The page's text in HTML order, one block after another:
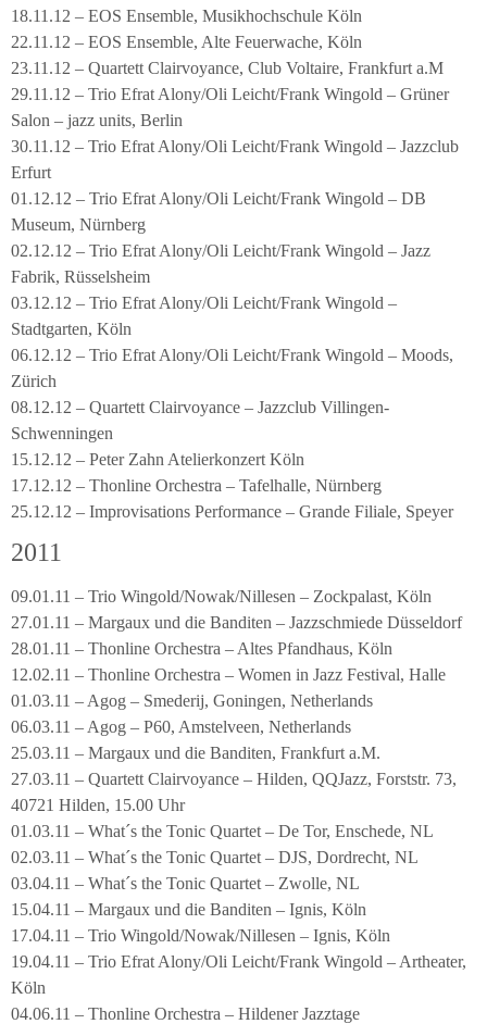
18.11.12 – EOS Ensemble, Musikhochschule Köln
22.11.12 – EOS Ensemble, Alte Feuerwache, Köln
23.11.12 – Quartett Clairvoyance, Club Voltaire, Frankfurt a.M
29.11.12 – Trio Efrat Alony/Oli Leicht/Frank Wingold – Grüner
Salon – jazz units, Berlin
30.11.12 – Trio Efrat Alony/Oli Leicht/Frank Wingold – Jazzclub
Erfurt
01.12.12 – Trio Efrat Alony/Oli Leicht/Frank Wingold – DB
Museum, Nürnberg
02.12.12 – Trio Efrat Alony/Oli Leicht/Frank Wingold – Jazz
Fabrik, Rüsselsheim
03.12.12 – Trio Efrat Alony/Oli Leicht/Frank Wingold –
Stadtgarten, Köln
06.12.12 – Trio Efrat Alony/Oli Leicht/Frank Wingold – Moods,
Zürich
08.12.12 – Quartett Clairvoyance – Jazzclub Villingen-
Schwenningen
15.12.12 – Peter Zahn Atelierkonzert Köln
17.12.12 – Thonline Orchestra – Tafelhalle, Nürnberg
25.12.12 – Improvisations Performance – Grande Filiale, Speyer
2011
09.01.11 – Trio Wingold/Nowak/Nillesen – Zockpalast, Köln
27.01.11 – Margaux und die Banditen – Jazzschmiede Düsseldorf
28.01.11 – Thonline Orchestra – Altes Pfandhaus, Köln
12.02.11 – Thonline Orchestra – Women in Jazz Festival, Halle
01.03.11 – Agog – Smederij, Goningen, Netherlands
06.03.11 – Agog – P60, Amstelveen, Netherlands
25.03.11 – Margaux und die Banditen, Frankfurt a.M.
27.03.11 – Quartett Clairvoyance – Hilden, QQJazz, Forststr. 73,
40721 Hilden, 15.00 Uhr
01.03.11 – What´s the Tonic Quartet – De Tor, Enschede, NL
02.03.11 – What´s the Tonic Quartet – DJS, Dordrecht, NL
03.04.11 – What´s the Tonic Quartet – Zwolle, NL
15.04.11 – Margaux und die Banditen – Ignis, Köln
17.04.11 – Trio Wingold/Nowak/Nillesen – Ignis, Köln
19.04.11 – Trio Efrat Alony/Oli Leicht/Frank Wingold – Artheater,
Köln
04.06.11 – Thonline Orchestra – Hildener Jazztage